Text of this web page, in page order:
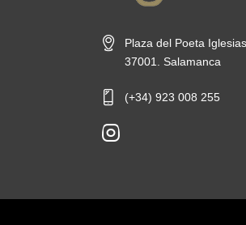
Plaza del Poeta
37001. Salamanca
(+34) 923 008 255
new-